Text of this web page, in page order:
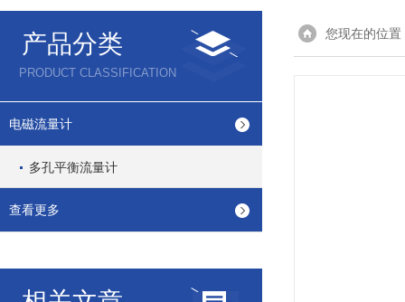
产品分类
PRODUCT CLASSIFICATION
电磁流量计
多孔平衡流量计
查看更多
您现在的位置